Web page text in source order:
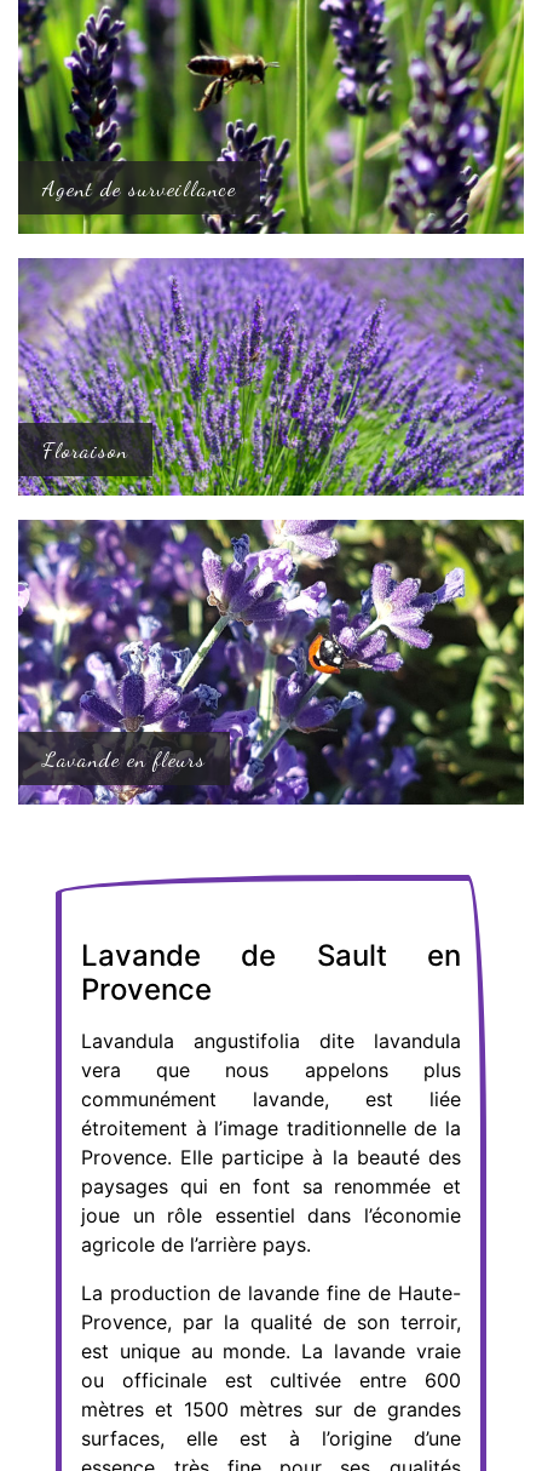
Agent de surveillance
Floraison
Lavande en fleurs
Lavande de Sault en
Provence
Lavandula angustifolia dite lavandula
vera que nous appelons plus
communément lavande, est liée
étroitement à l’image traditionnelle de la
Provence. Elle participe à la beauté des
paysages qui en font sa renommée et
joue un rôle essentiel dans l’économie
agricole de l’arrière pays.
La production de lavande fine de Haute-
Provence, par la qualité de son terroir,
est unique au monde. La lavande vraie
ou officinale est cultivée entre 600
mètres et 1500 mètres sur de grandes
surfaces, elle est à l’origine d’une